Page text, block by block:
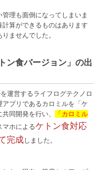
理も面倒になってしまいま
算ができるものはあります
ませんでした。
ン食バージョン」の出
運営するライフログテクノロ
プリであるカロミルを「ケ
同開発を行い、
「カロミル
マホによるケトン食対応
完成しました。